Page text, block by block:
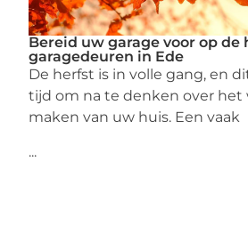
Bereid uw garage voor op de
garagedeuren in Ede
De herfst is in volle gang, en
tijd om na te denken over het
maken van uw huis. Een vaak
...